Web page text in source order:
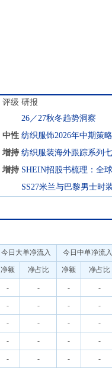
评级 研报
26／27秋冬趋势洞察
中性
增持
增持
今日大单净流入 今日中单净流入
净额 净占比 净额 净占比
- - - -
- - - -
- - - -
- - - -
- - - -